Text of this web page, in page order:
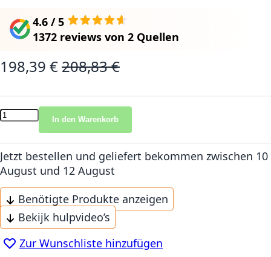
4.6 / 5
1372 reviews von 2 Quellen
Sonderangebot
198,39 € Normalpreis
208,83 €
In den Warenkorb
Jetzt bestellen und geliefert bekommen zwischen 10
August und 12 August
Benötigte Produkte anzeigen
Bekijk hulpvideo’s
Zur Wunschliste hinzufügen